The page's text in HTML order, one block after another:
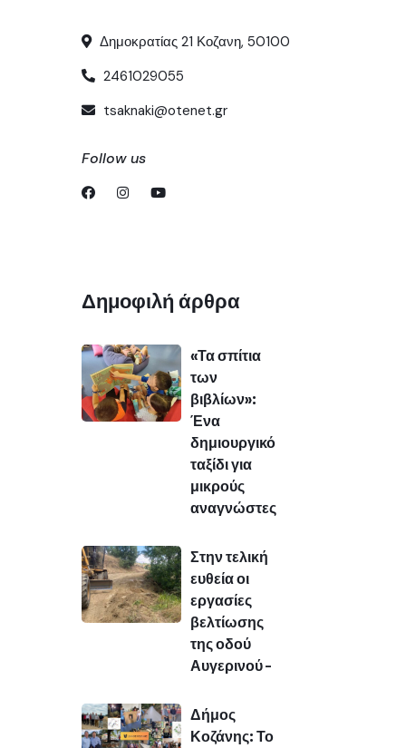
Δημοκρατίας 21 Κοζανη, 50100
2461029055
tsaknaki@otenet.gr
Follow us
Δημοφιλή άρθρα
«Τα σπίτια
των
βιβλίων»:
Ένα
δημιουργικό
ταξίδι για
μικρούς
αναγνώστες
Στην τελική
ευθεία οι
εργασίες
βελτίωσης
της οδού
Αυγερινού –
Δήμος
Κοζάνης: Το